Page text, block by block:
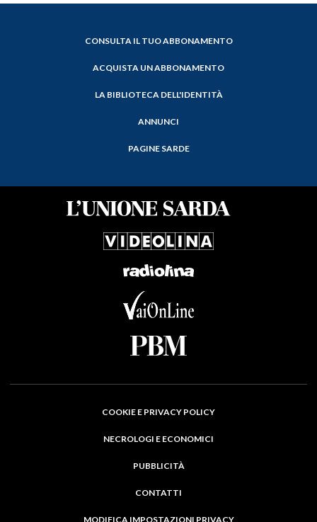
CONSULTA IL TUO ABBONAMENTO
ACQUISTA UN ABBONAMENTO
LA BIBLIOTECA DELL'IDENTITÀ
ANNUNCI
PAGINE SARDE
COOKIE E PRIVACY POLICY
NECROLOGI E ECONOMICI
PUBBLICITÀ
CONTATTI
MODIFICA IMPOSTAZIONI PRIVACY